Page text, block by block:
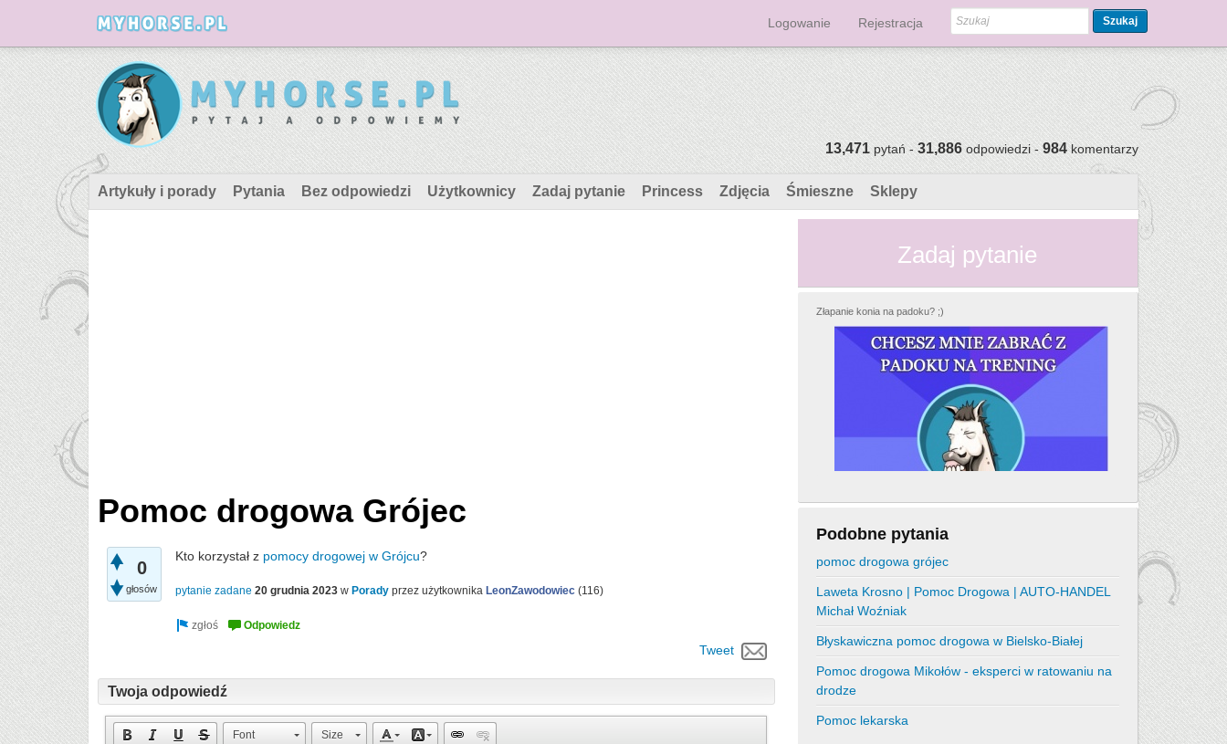
Logowanie Rejestracja Szukaj
13,471pytań -31,886odpowiedzi -984komentarzy
Artykuły i porady Pytania Bez odpowiedzi Użytkownicy Zadaj pytanie Princess Zdjęcia Śmieszne Sklepy
Pomoc drogowa Grójec
0
głosów
Kto korzystał z pomocy drogowej w Grójcu?
pytanie zadane 20 grudnia 2023 w Porady przez użytkownika LeonZawodowiec (116)
Tweet
Twoja odpowiedź
Font Size
Zadaj pytanie
Złapanie konia na padoku? ;)
Podobne pytania
pomoc drogowa grójec
Laweta Krosno | Pomoc Drogowa | AUTO-HANDEL
Michał Woźniak
Błyskawiczna pomoc drogowa w Bielsko-Białej
Pomoc drogowa Mikołów - eksperci w ratowaniu na
drodze
Pomoc lekarska